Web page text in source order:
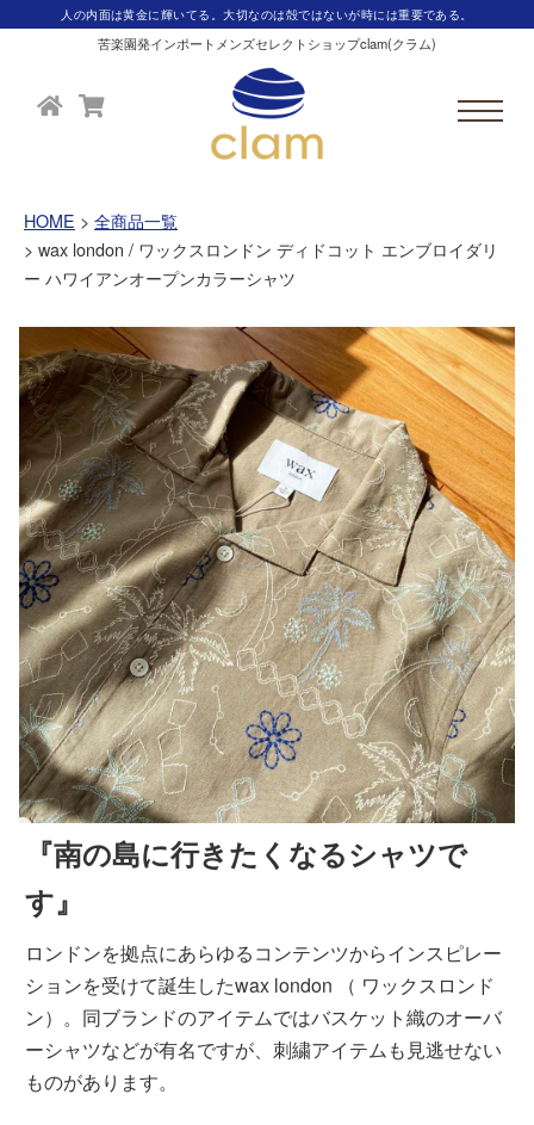
人の内面は黄金に輝いてる。大切なのは殻ではないが時には重要である。
苦楽園発インポートメンズセレクトショップclam(クラム)
HOME
全商品一覧
wax london / ワックスロンドン ディドコット エンブロイダリ
ー ハワイアンオープンカラーシャツ
『南の島に行きたくなるシャツで
す』
ロンドンを拠点にあらゆるコンテンツからインスピレー
ションを受けて誕生したwax london （ ワックスロンド
ン）。同ブランドのアイテムではバスケット織のオーバ
ーシャツなどが有名ですが、刺繍アイテムも見逃せない
ものがあります。